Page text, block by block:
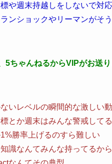
や週末持越しをしないで対
ンショックやリーマンがそ
5ちゃんねるからVIPがお送
いレベルの瞬間的な激しい
とか週末はみんな警戒して
勝率上げるのすら難しい
識なんてみんな持ってるか